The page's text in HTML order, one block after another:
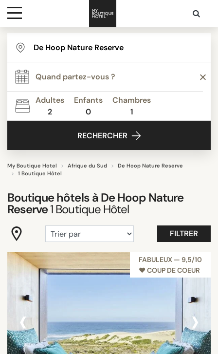
Destinations
Inspiration
Media
Adultes
2
Enfants
0
Chambres
1
RECHERCHER
My Boutique Hotel Afrique du Sud
De Hoop Nature Reserve
1 Boutique Hôtel
Boutique hôtels àDe Hoop Nature
Reserve1Boutique Hôtel
FILTRER
THÈME
Belle vue
Bord de Mer
Slow travel
RECHERCHER
FABULEUX — 9,5/10
♥︎ COUP DE COEUR
‹ ›